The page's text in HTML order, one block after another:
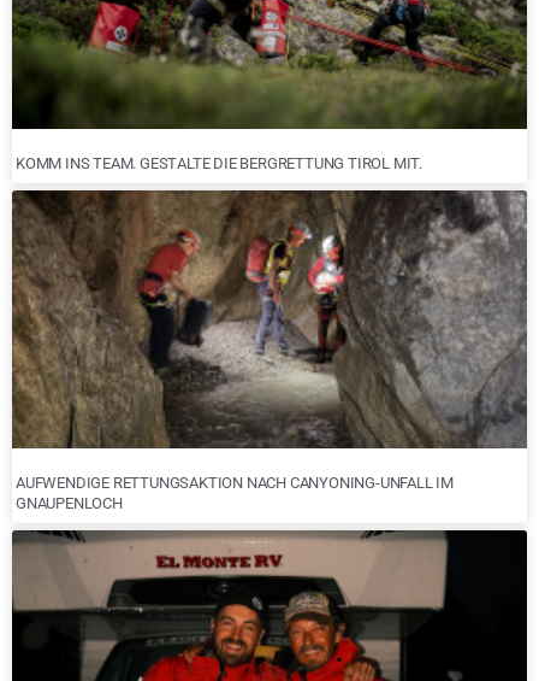
KOMM INS TEAM. GESTALTE DIE BERGRETTUNG TIROL MIT.
AUFWENDIGE RETTUNGSAKTION NACH CANYONING-UNFALL IM
GNAUPENLOCH